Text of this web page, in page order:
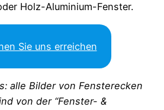
Holz-Aluminium-Fenster.
Sie uns erreichen
alle Bilder von Fensterecken
von der “Fenster- &